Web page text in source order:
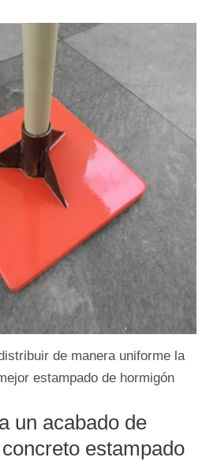
de manera uniforme la
estampado de hormigón
un acabado de
estampado